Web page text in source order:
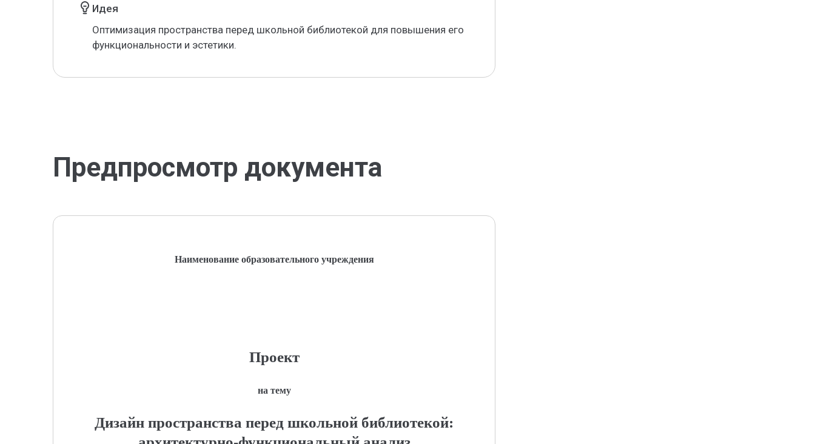
Идея
Оптимизация пространства перед школьной библиотекой для повышения его
функциональности и эстетики.
Предпросмотр документа
Наименование образовательного учреждения
Проект
на тему
Дизайн пространства перед школьной библиотекой: